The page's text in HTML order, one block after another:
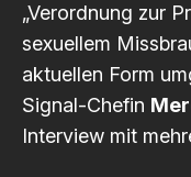
„Verordnung zur
sexuellem
aktuellen Form
Signal-Chefin
Interview mit